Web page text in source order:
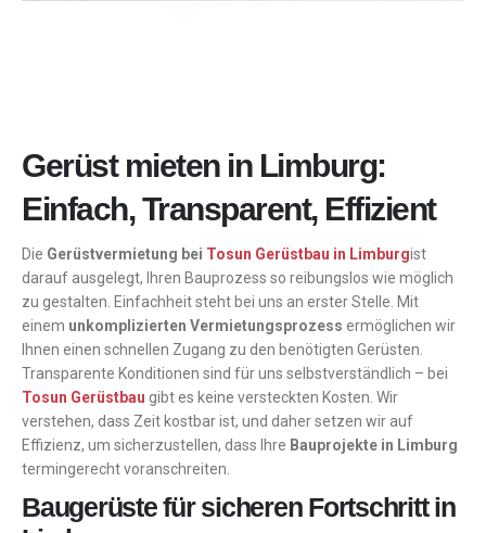
Gerüst mieten in Limburg:
Einfach, Transparent, Effizient
Die Gerüstvermietung bei Tosun Gerüstbau in Limburgist
darauf ausgelegt, Ihren Bauprozess so reibungslos wie möglich
zu gestalten. Einfachheit steht bei uns an erster Stelle. Mit
einem unkomplizierten Vermietungsprozess ermöglichen wir
Ihnen einen schnellen Zugang zu den benötigten Gerüsten.
Transparente Konditionen sind für uns selbstverständlich – bei
Tosun Gerüstbau gibt es keine versteckten Kosten. Wir
verstehen, dass Zeit kostbar ist, und daher setzen wir auf
Effizienz, um sicherzustellen, dass Ihre Bauprojekte in Limburg
termingerecht voranschreiten.
Baugerüste für sicheren Fortschritt in